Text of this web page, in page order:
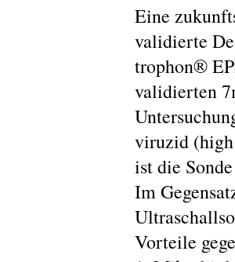
Eine
validierte
trophon®
validierten
viruzid
ist die
Im
Vorteile